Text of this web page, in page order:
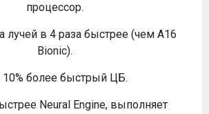
процессор.
лучей в 4 раза быстрее (чем A16
Bionic).
10% более быстрый ЦБ.
Neural Engine, выполняет